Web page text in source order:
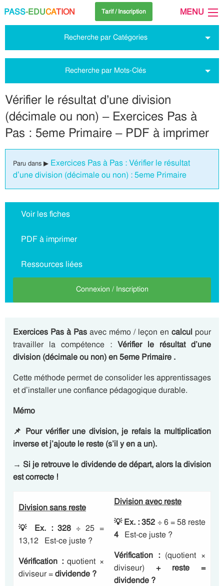
PASS-EDUCATION Tarif / Inscription MENU
Recherche par Catégories
Recherche par Mots-Clés
Vérifier le résultat d’une division
(décimale ou non) – Exercices Pas à
Pas : 5eme Primaire – PDF à imprimer
Paru dans ▶ Exercices Pas à Pas : Vérifier le résultat
d’une division (décimale ou non) : 5eme Primaire
Voir les fiches
PDF à imprimer
Ressources liées
Connexion / Inscription
Exercices Pas à Pas avec mémo / leçon en calcul pour
travailler la compétence : Vérifier le résultat d’une
division (décimale ou non) en 5eme Primaire .
Cette méthode permet de consolider les apprentissages
et d’installer une confiance pédagogique durable.
Mémo
📌 Pour vérifier une division, je refais la multiplication
inverse et j’ajoute le reste (s’il y en a un).
→ Si je retrouve le dividende de départ, alors la division
est correcte !
Division sans reste
💡 Ex. : 328 ÷ 25 =
13,12 Est-ce juste ?
Vérification :quotient ×
diviseur =dividende ?
Division avec reste
💡Ex. : 352 ÷ 6 = 58 reste
4
Est-ce juste ?
Vérification : (quotient ×
diviseur) + reste =
dividende ?